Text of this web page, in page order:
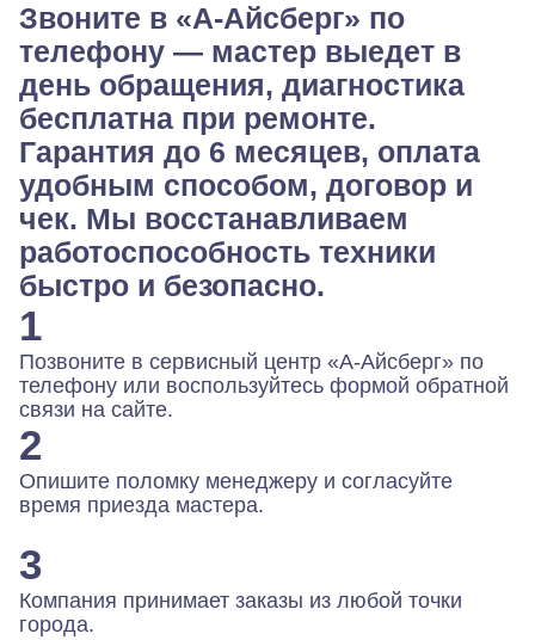
Звоните в «А-Айсберг» по
телефону — мастер выедет в
день обращения, диагностика
бесплатна при ремонте.
Гарантия до 6 месяцев, оплата
удобным способом, договор и
чек. Мы восстанавливаем
работоспособность техники
быстро и безопасно.
1
Позвоните в сервисный центр «А-Айсберг» по
телефону или воспользуйтесь формой обратной
связи на сайте.
2
Опишите поломку менеджеру и согласуйте
время приезда мастера.
3
Компания принимает заказы из любой точки
города.